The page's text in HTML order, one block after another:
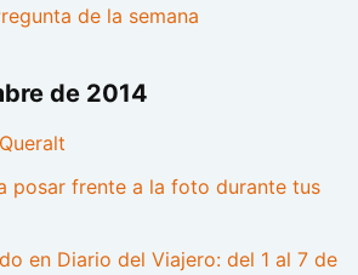
de la semana
de 2014
posar frente a la foto durante tus
en Diario del Viajero: del 1 al 7 de